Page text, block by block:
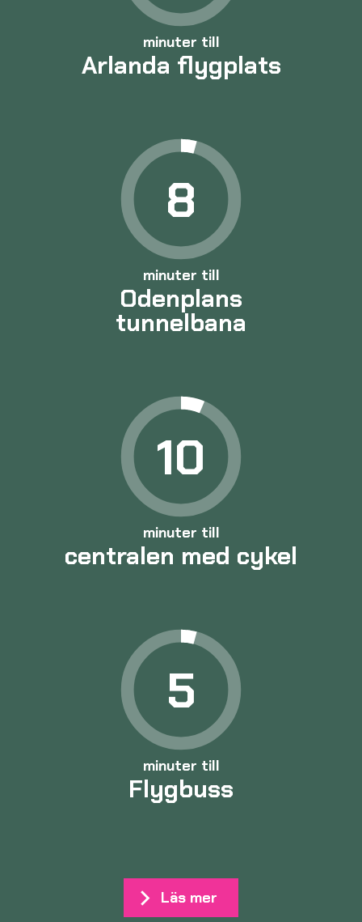
minuter till
Arlanda flygplats
8
minuter till
Odenplans
tunnelbana
10
minuter till
centralen med cykel
5
minuter till
Flygbuss
Läs mer